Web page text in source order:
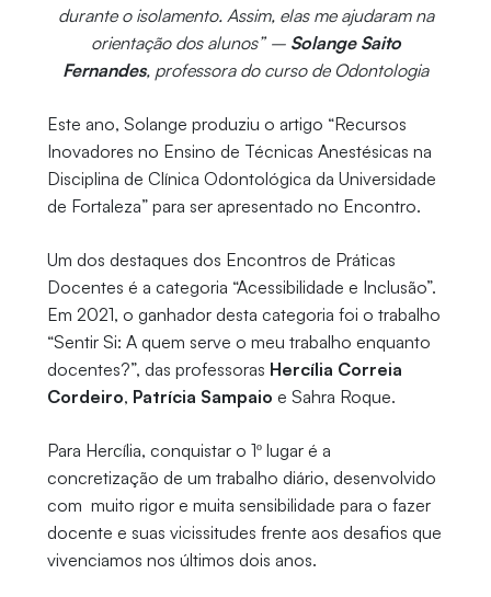
durante o isolamento. Assim, elas me ajudaram na
orientação dos alunos” – Solange Saito
Fernandes, professora do curso de Odontologia
Este ano, Solange produziu o artigo “Recursos
Inovadores no Ensino de Técnicas Anestésicas na
Disciplina de Clínica Odontológica da Universidade
de Fortaleza” para ser apresentado no Encontro.
Um dos destaques dos Encontros de Práticas
Docentes é a categoria “Acessibilidade e Inclusão”.
Em 2021, o ganhador desta categoria foi o trabalho
“Sentir Si: A quem serve o meu trabalho enquanto
docentes?”, das professoras Hercília Correia
Cordeiro, Patrícia Sampaio e Sahra Roque.
Para Hercília, conquistar o 1º lugar é a
concretização de um trabalho diário, desenvolvido
com muito rigor e muita sensibilidade para o fazer
docente e suas vicissitudes frente aos desafios que
vivenciamos nos últimos dois anos.